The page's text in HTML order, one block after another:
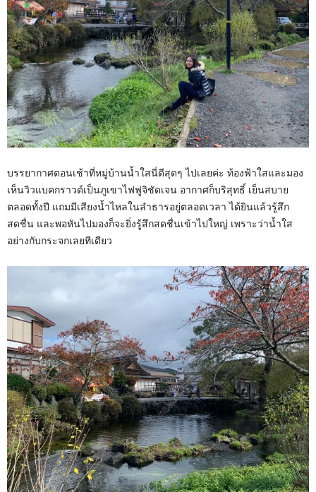
บรรยากาศตอนเช้าที่หมู่บ้านน้ำใสนี่ดีสุดๆ ไปเลยค่ะ ท้องฟ้าใสและมอง
เห็นวิวแบคกราวด์เป็นภูเขาไฟฟูจิชัดเจน อากาศก็บริสุทธิ์ เย็นสบาย
ตลอดทั้งปี แถมมีเสียงน้ำไหลในลำธารอยู่ตลอดเวลา ได้ยินแล้วรู้สึก
สดชื่น และพอหันไปมองก็จะยิ่งรู้สึกสดชื่นเข้าไปใหญ่ เพราะว่าน้ำใส
อย่างกับกระจกเลยทีเดียว